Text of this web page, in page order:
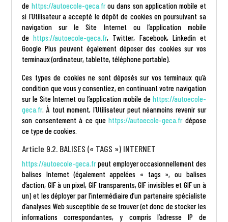
de https://autoecole-geca.fr ou dans son application mobile et
si l’Utilisateur a accepté le dépôt de cookies en poursuivant sa
navigation sur le Site Internet ou l’application mobile
de https://autoecole-geca.fr, Twitter, Facebook, Linkedin et
Google Plus peuvent également déposer des cookies sur vos
terminaux (ordinateur, tablette, téléphone portable).
Ces types de cookies ne sont déposés sur vos terminaux qu’à
condition que vous y consentiez, en continuant votre navigation
sur le Site Internet ou l’application mobile de https://autoecole-
geca.fr. À tout moment, l’Utilisateur peut néanmoins revenir sur
son consentement à ce que https://autoecole-geca.fr dépose
ce type de cookies.
Article 9.2. BALISES (« TAGS ») INTERNET
https://autoecole-geca.frpeut employer occasionnellement des
balises Internet (également appelées « tags », ou balises
d’action, GIF à un pixel, GIF transparents, GIF invisibles et GIF un à
un) et les déployer par l’intermédiaire d’un partenaire spécialiste
d’analyses Web susceptible de se trouver (et donc de stocker les
informations correspondantes, y compris l’adresse IP de